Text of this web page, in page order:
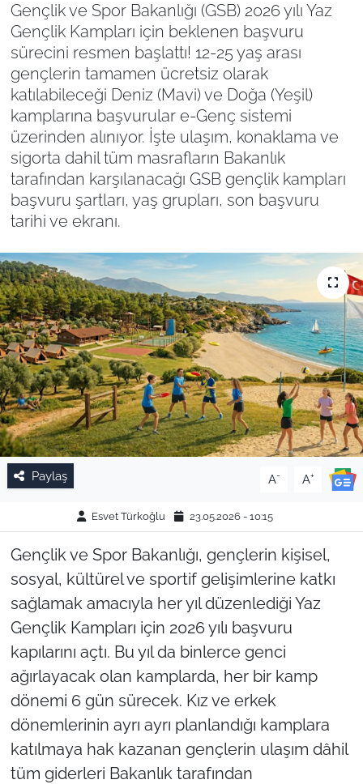
Gençlik ve Spor Bakanlığı (GSB) 2026 yılı Yaz
Gençlik Kampları için beklenen başvuru
sürecini resmen başlattı! 12-25 yaş arası
gençlerin tamamen ücretsiz olarak
katılabileceği Deniz (Mavi) ve Doğa (Yeşil)
kamplarına başvurular e-Genç sistemi
üzerinden alınıyor. İşte ulaşım, konaklama ve
sigorta dahil tüm masrafların Bakanlık
tarafından karşılanacağı GSB gençlik kampları
başvuru şartları, yaş grupları, son başvuru
tarihi ve ekranı.
Paylaş A- A+
Esvet Türkoğlu 23.05.2026 - 10:15
Gençlik ve Spor Bakanlığı, gençlerin kişisel,
sosyal, kültürel ve sportif gelişimlerine katkı
sağlamak amacıyla her yıl düzenlediği Yaz
Gençlik Kampları için 2026 yılı başvuru
kapılarını açtı. Bu yıl da binlerce genci
ağırlayacak olan kamplarda, her bir kamp
dönemi 6 gün sürecek. Kız ve erkek
dönemlerinin ayrı ayrı planlandığı kamplara
katılmaya hak kazanan gençlerin ulaşım dâhil
tüm giderleri Bakanlık tarafından